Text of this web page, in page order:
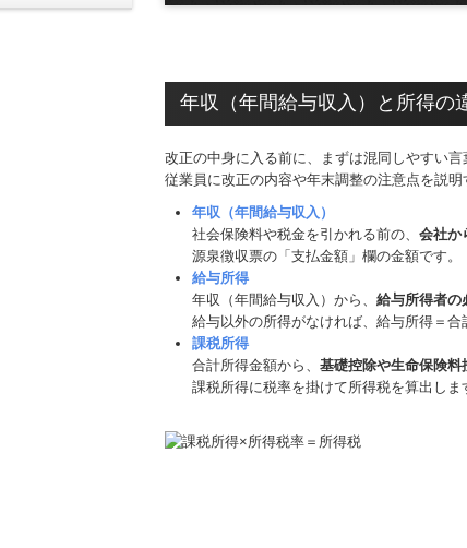
年収（年間給与収入）と所得の
改正の中身に入る前に、まずは混同しやすい言
従業員に改正の内容や年末調整の注意点を説
年収（年間給与収入）
社会保険料や税金を引かれる前の、 会社か
源泉徴収票の「支払金額」欄の金額です。
給与所得
年収（年間給与収入）から、 給与所得者の
給与以外の所得がなければ、給与所得＝合
課税所得
合計所得金額から、 基礎控除や生命保険
課税所得に税率を掛けて所得税を算出しま